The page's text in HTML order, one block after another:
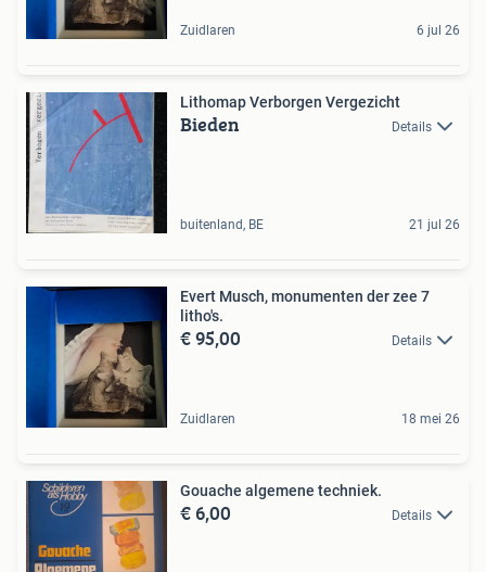
Zuidlaren 6 jul 26
Lithomap Verborgen Vergezicht
Bieden Details
buitenland, BE 21 jul 26
Evert Musch, monumenten der zee 7
litho's.
€ 95,00 Details
Zuidlaren 18 mei 26
Gouache algemene techniek.
€ 6,00 Details